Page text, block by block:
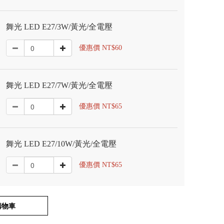
舞光 LED E27/3W/黃光/全電壓
優惠價 NT$60
舞光 LED E27/7W/黃光/全電壓
優惠價 NT$65
舞光 LED E27/10W/黃光/全電壓
優惠價 NT$65
車